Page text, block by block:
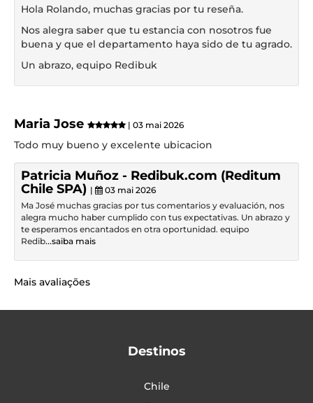
Hola Rolando, muchas gracias por tu reseña.
Nos alegra saber que tu estancia con nosotros fue
buena y que el departamento haya sido de tu agrado.
Un abrazo, equipo Redibuk
Maria Jose | 03 mai 2026
Todo muy bueno y excelente ubicacion
Patricia Muñoz - Redibuk.com (Reditum
Chile SPA) |
03 mai 2026
Ma José muchas gracias por tus comentarios y evaluación, nos
alegra mucho haber cumplido con tus expectativas. Un abrazo y
te esperamos encantados en otra oportunidad. equipo
Redib...saiba mais
Mais avaliações
Destinos
Chile